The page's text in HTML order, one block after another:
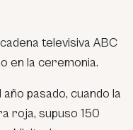
televisiva ABC
en la ceremonia.
pasado, cuando la
roja, supuso 150